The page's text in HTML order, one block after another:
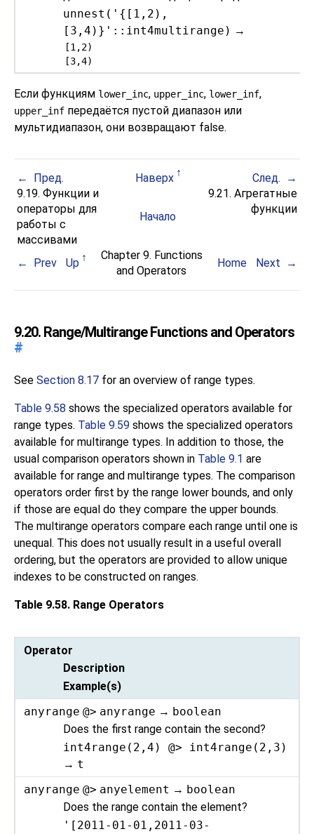
unnest('{[1,2),
[3,4)}'::int4multirange) →
[1,2)
[3,4)
Если функциям lower_inc, upper_inc, lower_inf,
upper_inf передаётся пустой диапазон или
мультидиапазон, они возвращают false.
Пред. Наверх
След.
9.19. Функции и
операторы для
работы с
массивами
Начало
9.21. Агрегатные
функции
Prev Up
Chapter 9. Functions
and Operators
Home Next
9.20. Range/Multirange Functions and Operators
#
See Section 8.17 for an overview of range types.
Table 9.58 shows the specialized operators available for
range types. Table 9.59 shows the specialized operators
available for multirange types. In addition to those, the
usual comparison operators shown in Table 9.1 are
available for range and multirange types. The comparison
operators order first by the range lower bounds, and only
if those are equal do they compare the upper bounds.
The multirange operators compare each range until one is
unequal. This does not usually result in a useful overall
ordering, but the operators are provided to allow unique
indexes to be constructed on ranges.
Table 9.58. Range Operators
Operator
Description
Example(s)
anyrange @> anyrange → boolean
Does the first range contain the second?
int4range(2,4) @> int4range(2,3)
→ t
anyrange @> anyelement → boolean
Does the range contain the element?
'[2011-01-01,2011-03-